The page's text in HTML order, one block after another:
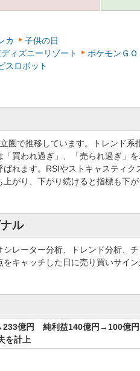
カ
子供の日
ィズニーリゾート
ポケモンＧＯ
スロボット
圏で推移しています。トレンド系
買われ過ぎ」、「売られ過ぎ」
れます。RSIやストキャスティク
がり、下がり続けると指標も下
ル
レーター分析、トレンド分析、
キャッチした日に売り買いサイ
→233億円 純利益140億円→100億
を計上